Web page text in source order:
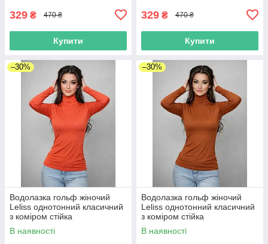
329 ₴ 470 ₴
Купити
329 ₴ 470 ₴
Купити
–30%
Водолазка гольф жіночий
Leliss однотонний класичний
з коміром стійка
демісезонний віскоза віскоза,
кораловий
В наявності
–30%
Водолазка гольф жіночий
Leliss однотонний класичний
з коміром стійка
демісезонний віскоза
коричневий
В наявності